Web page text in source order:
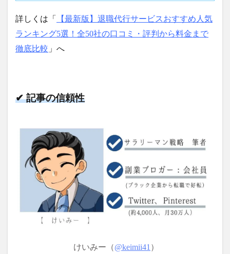
詳しくは「
【最新版】退職代行サービスおすすめ人気
ランキング5選！全50社の口コミ・評判から料金まで
徹底比較 」へ
✔ 記事の信頼性
けいみー（@keimii41 ）